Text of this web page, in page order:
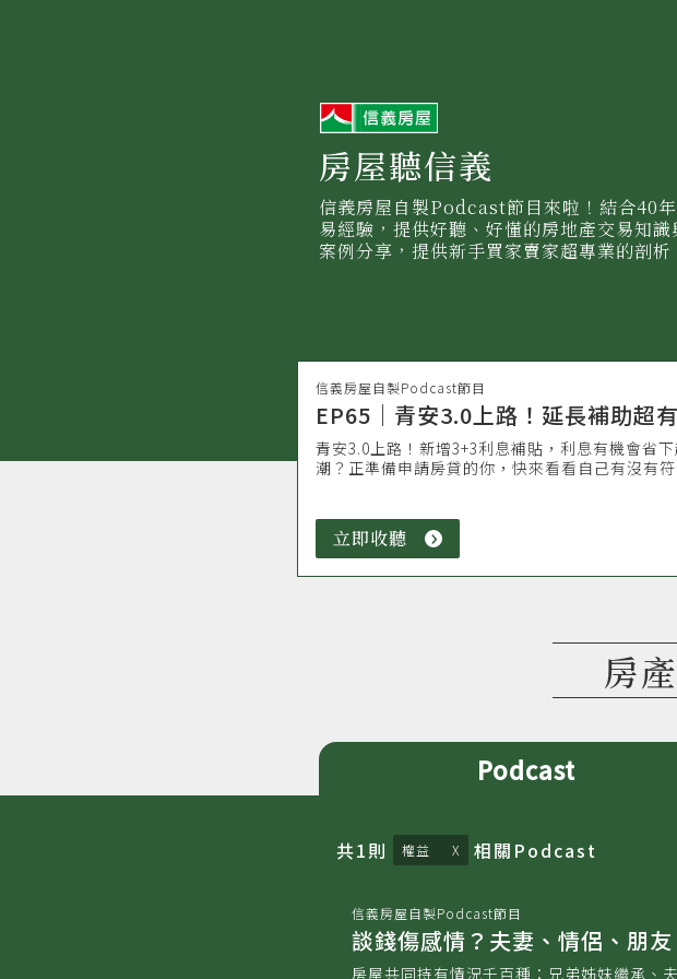
房
屋
房屋聽信義
信義房屋自製Podcast節目來啦！結合40
易經驗，提供好聽、好懂的房地產交易知識
案例分享，提供新手買家賣家超專業的剖析
信義房屋自製Podcast節目
EP65｜青安3.0上路！延長補助超
青安3.0上路！新增3+3利息補貼，利息有機會省
潮？正準備申請房貸的你，快來看看自己有沒有符
立即收聽
即
收
房
Podcast
共1則 權益 相關 Podcast
信義房屋自製Podcast節目
談錢傷感情？夫妻、情侶、朋
房屋共同持有情況千百種：兄弟姊妹繼承、